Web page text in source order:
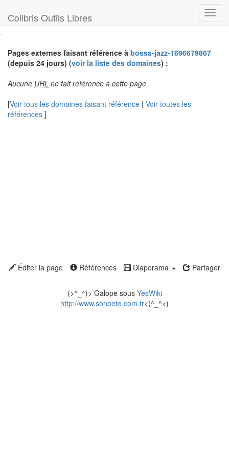
Colibris Outils Libres
.
Pages externes faisant référence à bossa-jazz-1696679867
(depuis 24 jours) (voir la liste des domaines) :
Aucune URL ne fait référence à cette page.
[Voir tous les domaines faisant référence | Voir toutes les
références ]
Éditer la page Références Diaporama Partager
(>^_^)> Galope sous YesWiki
http://www.sohbete.com.tr<(^_^<)